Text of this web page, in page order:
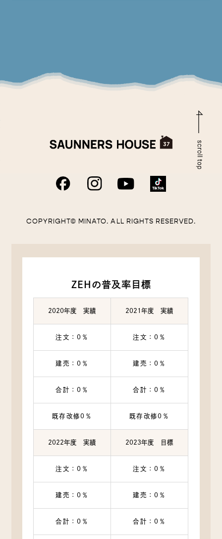
COPYRIGHT© MINATO. ALL RIGHTS RESERVED.
ZEHの普及率目標
2020年度 実績 2021年度 実績
注文：0％ 注文：0％
建売：0％ 建売：0％
合計：0％ 合計：0％
既存改修0％ 既存改修0％
2022年度 実績 2023年度 目標
注文：0％ 注文：0％
建売：0％ 建売：0％
合計：0％ 合計：0％